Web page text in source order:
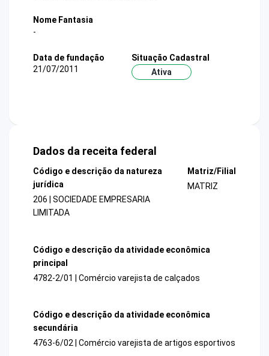
Nome Fantasia
-
Data de fundação
21/07/2011
Situação Cadastral
Ativa
Dados da receita federal
Código e descrição da natureza
jurídica
206 | SOCIEDADE EMPRESARIA
LIMITADA
Matriz/Filial
MATRIZ
Código e descrição da atividade econômica
principal
4782-2/01 | Comércio varejista de calçados
Código e descrição da atividade econômica
secundária
4763-6/02 | Comércio varejista de artigos esportivos